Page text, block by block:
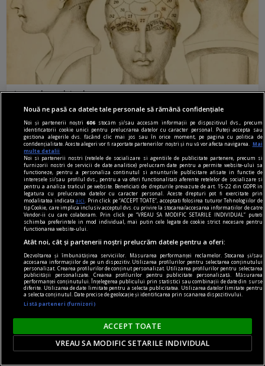
piese de schimb
Făpturi de unică folosință
Dar pentru a fi, realmente, mai buni, trebuie să
găsim ieșirea din labirint.
piese de schimb
Poema centralei
Am găsit-o aici, montată de fostul proprietar, și
Nouă ne pasă ca datele tale personale să rămână confidențiale
Noi și partenerii noștri606 stocăm și/sau accesăm informații pe dispozitivul dvs., precum
identificatorii cookie unici pentru prelucrarea datelor cu caracter personal. Puteți accepta sau
gestiona alegerile dvs. făcând clic mai jos sau în orice moment, pe pagina cu politica de
confidențialitate. Aceste alegeri vor fi raportate partenerilor noștri și nu vă vor afecta navigarea.
Mai
multe detalii
Noi si partenerii nostri (retelele de socializare si agentiile de publicitate partenere, precum si
furnizorii nostri de servicii de date analitice) prelucram date pentru a permite website-ului sa
functioneze, pentru a personaliza continutul si anunturile publicitare afisate in functie de
interesele si/sau profilul dvs., pentru a va oferi functionalitati aferente retelelor de socializare si
pentru a analiza traficul pe website. Beneficiati de drepturile prevazute de art. 15-22 din GDPR in
legatura cu prelucrarea datelor cu caracter personal. Aceste drepturi pot fi exercitate prin
modalitatea indicataaici
. Prin click pe “ACCEPT TOATE”, acceptati folosirea tuturor Tehnologiilor de
tip Cookie, care implica inclusiv acceptul dvs. cu privire la stocarea/accesarea informatiilor de catre
Vendor-ii cu care colaboram. Prin click pe “VREAU SA MODIFIC SETARILE INDIVIDUAL” puteti
schimba preferintele in mod individual, mai putin cele legate de cookie strict necesare pentru
functionarea website-ului.
Atât noi, cât și partenerii noștri prelucrăm datele pentru a oferi:
Dezvoltarea și îmbunătățirea serviciilor. Măsurarea performanței reclamelor. Stocarea și/sau
accesarea informațiilor de pe un dispozitiv. Utilizarea profilurilor pentru selectarea conținutului
personalizat. Crearea profilurilor de conținut personalizat. Utilizarea profilurilor pentru selectarea
publicității personalizate. Crearea profilurilor pentru publicitate personalizată. Măsurarea
performanței conținutului. Înțelegerea publicului prin statistici sau combinații de date din surse
diferite. Utilizarea de date limitate pentru a selecta publicitatea. Utilizarea datelor limitate pentru
a selecta conținutul. Date precise de geolocație și identificarea prin scanarea dispozitivului.
Listă parteneri (furnizori)
ACCEPT TOATE
VREAU SA MODIFIC SETARILE INDIVIDUAL